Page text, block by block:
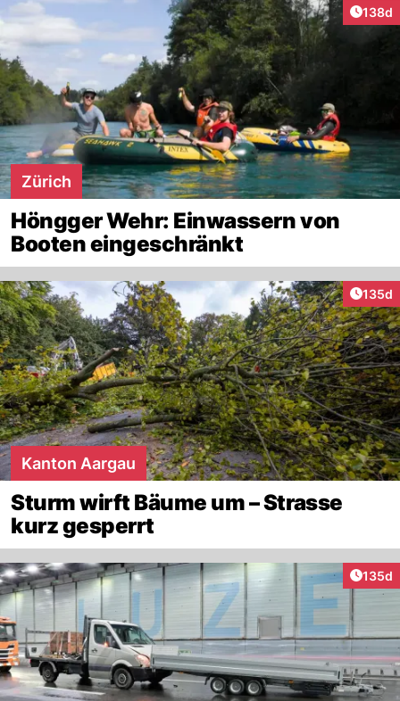
138d
Zürich
Höngger Wehr: Einwassern von
Booten eingeschränkt
135d
Kanton Aargau
Sturm wirft Bäume um – Strasse
kurz gesperrt
135d